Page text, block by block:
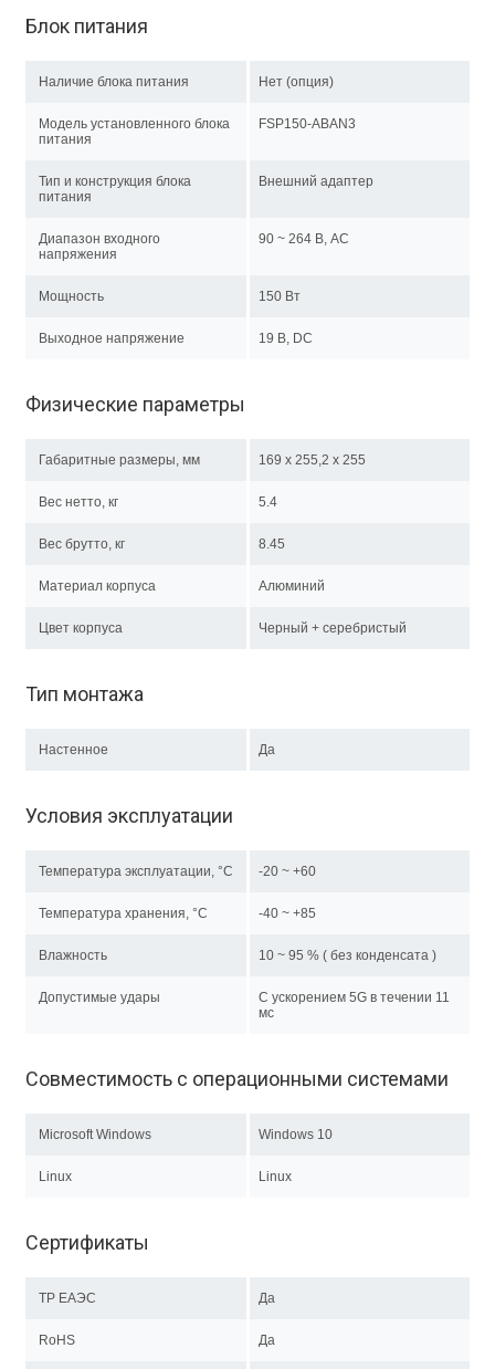
Блок питания
Наличие блока питания Нет (опция)
Модель установленного блока
питания
FSP150-ABAN3
Тип и конструкция блока
питания
Внешний адаптер
Диапазон входного
напряжения
90 ~ 264 В, AC
Мощность 150 Вт
Выходное напряжение 19 В, DC
Физические параметры
Габаритные размеры, мм 169 х 255,2 х 255
Вес нетто, кг 5.4
Вес брутто, кг 8.45
Материал корпуса Алюминий
Цвет корпуса Черный + серебристый
Тип монтажа
Настенное Да
Условия эксплуатации
Температура эксплуатации, °C -20 ~ +60
Температура хранения, °C -40 ~ +85
Влажность 10 ~ 95 % ( без конденсата )
Допустимые удары
С ускорением 5G в течении 11
мс
Совместимость с операционными системами
Microsoft Windows Windows 10
Linux Linux
Сертификаты
ТР EAЭC Да
RoHS Да